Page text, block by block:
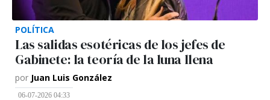
POLÍTICA
Las salidas esotéricas de los jefes de
Gabinete: la teoría de la luna llena
por Juan Luis González
06-07-2026 04:33